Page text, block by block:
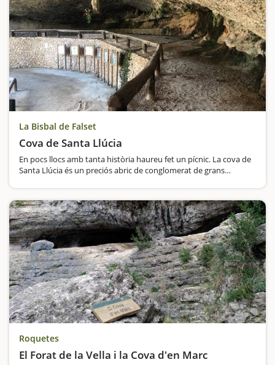
La Bisbal de Falset
Cova de Santa Llúcia
En pocs llocs amb tanta història haureu fet un pícnic. La cova de
Santa Llúcia és un preciós abric de conglomerat de grans
Roquetes
El Forat de la Vella i la Cova d'en Marc